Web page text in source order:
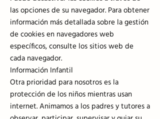
las opciones de su navegador. Para obtener
información más detallada sobre la gestión
de cookies en navegadores web
específicos, consulte los sitios web de
cada navegador.
Información Infantil
Otra prioridad para nosotros es la
protección de los niños mientras usan
internet. Animamos a los padres y tutores a